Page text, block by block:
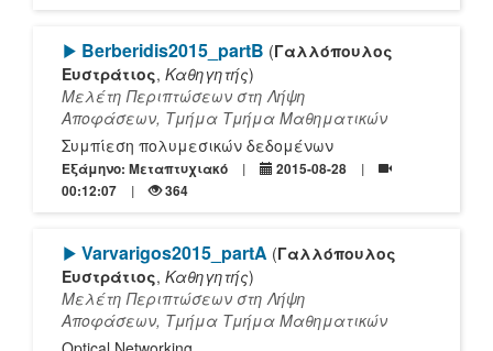
[Play]
Berberidis2015_partB (Γαλλόπουλος
Ευστράτιος, Καθηγητής)
Μελέτη Περιπτώσεων στη Λήψη
Αποφάσεων, Τμήμα Τμήμα Μαθηματικών
Συμπίεση πολυμεσικών δεδομένων
Εξάμηνο: Μεταπτυχιακό
2015-08-28
00:12:07
364
[Play]
Varvarigos2015_partA (Γαλλόπουλος
Ευστράτιος, Καθηγητής)
Μελέτη Περιπτώσεων στη Λήψη
Αποφάσεων, Τμήμα Τμήμα Μαθηματικών